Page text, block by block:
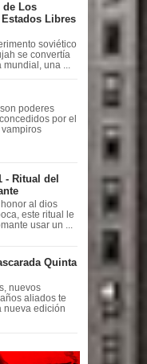
de Los
Libres
soviético
se convertía
una ...
poderes
por el
- Ritual del
honor al dios
este ritual le
usar un ...
Quinta
nuevos
aliados te
nueva edición